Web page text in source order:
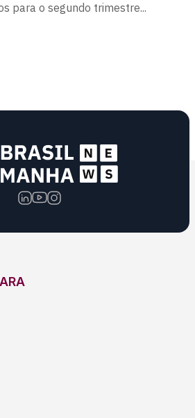
para o segundo trimestre...